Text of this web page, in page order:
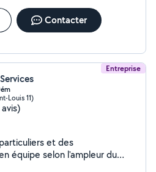
Contacter
Entreprise
Louis 11)
et des
équipe selon l'ampleur du